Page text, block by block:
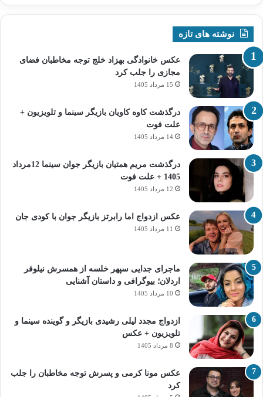
نوشته های تازه
عکس خانوادگی بهزاد خلج توجه مخاطبان فضای
مجازی را جلب کرد
15 مرداد 1405
درگذشت کاوه کاویان بازیگر سینما و تلویزیون +
علت فوت
14 مرداد 1405
درگذشت مریم همتیان بازیگر جوان سینما 12مرداد
1405 + علت فوت
12 مرداد 1405
عکس ازدواج اما رابرتز بازیگر جوان با کودی جان
11 مرداد 1405
ماجرای جدایی سپهر خلسه از همسرش نیلوفر
اردلان؛ بیوگرافی و داستان آشنایی
10 مرداد 1405
ازدواج مجدد لیلی رشیدی بازیگر و گوینده سینما و
تلویزیون + عکس
8 مرداد 1405
عکس مونا کرمی و پسرش توجه مخاطبان را جلب
کرد